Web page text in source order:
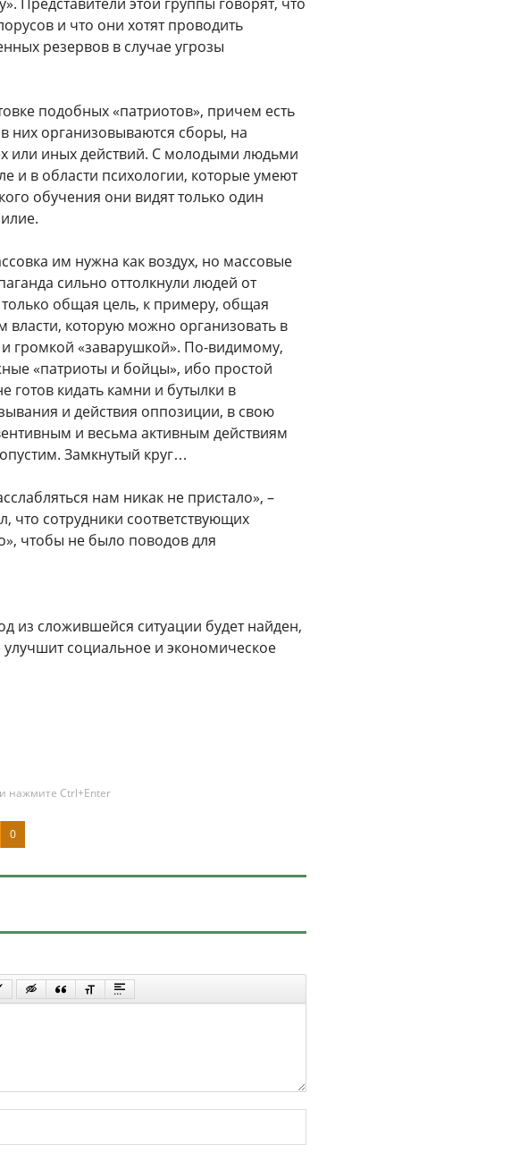
и что они хотят проводить
резервов в случае угрозы
подобных «патриотов», причем есть
них организовываются сборы, на
или иных действий. С молодыми людьми
и в области психологии, которые умеют
обучения они видят только один
им нужна как воздух, но массовые
сильно оттолкнули людей от
только общая цель, к примеру, общая
власти, которую можно организовать в
громкой «заварушкой». По-видимому,
«патриоты и бойцы», ибо простой
готов кидать камни и бутылки в
и действия оппозиции, в свою
и весьма активным действиям
Замкнутый круг…
нам никак не пристало», –
что сотрудники соответствующих
чтобы не было поводов для
из сложившейся ситуации будет найден,
улучшит социальное и экономическое
нажмите Ctrl+Enter
0